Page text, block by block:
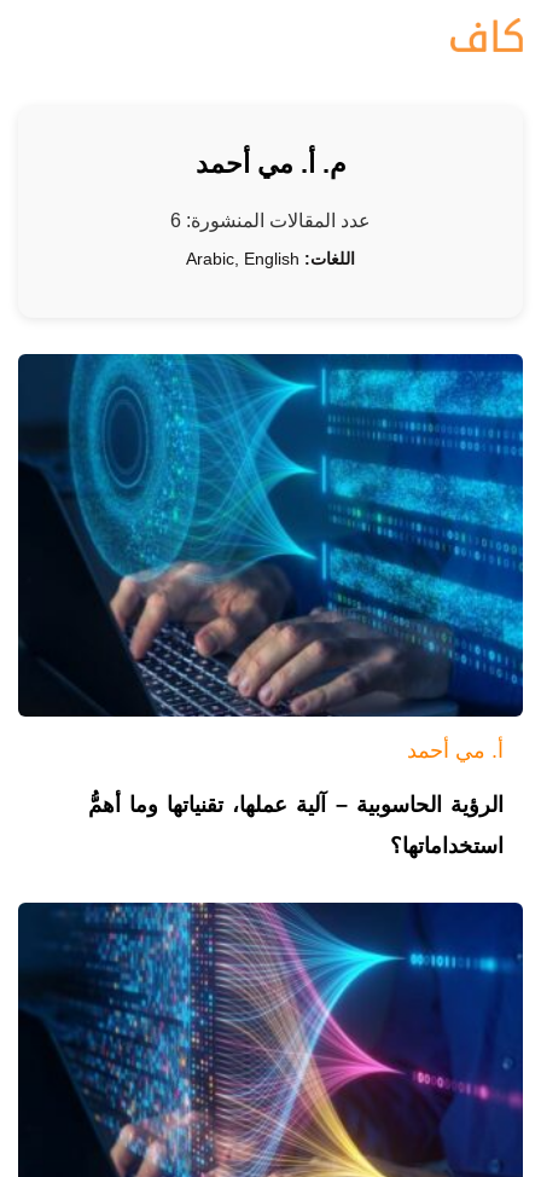
م. أ. مي أحمد
عدد المقالات المنشورة: 6
اللغات:
أ. مي أحمد
الرؤية الحاسوبية – آلية عملها، تقنياتها وما أهمُّ
استخداماتها؟